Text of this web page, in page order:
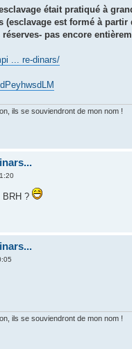
était pratiqué à
(esclavage est formé à
pas encore
... re-dinars/
ils se souviendront de mon nom !
BRH ?
ils se souviendront de mon nom !